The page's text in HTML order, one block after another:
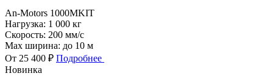
An-Motors 1000MKIT
Нагрузка: 1 000 кг
Скорость: 200 мм/с
Max ширина: до 10 м
От 25 400 ₽ Подробнее
Новинка